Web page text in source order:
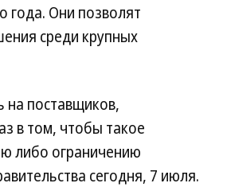
года. Они позволят
среди крупных
на поставщиков,
в том, чтобы такое
либо ограничению
сегодня, 7 июля.